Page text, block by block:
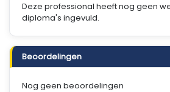
Deze professional heeft nog geen
diploma's ingevuld.
Beoordelingen
Nog geen beoordelingen